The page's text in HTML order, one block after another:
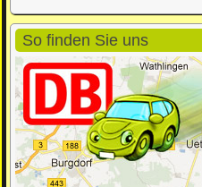
So finden Sie uns